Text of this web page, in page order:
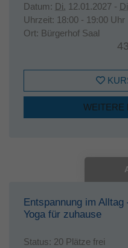
Datum: Di. 12.01.2027 -
Uhrzeit: 18:00 - 19:00 Uhr
Ort: Bürgerhof Saal
WEITERE
Entspannung im Alltag
Yoga für zuhause
Status: 20 Plätze frei